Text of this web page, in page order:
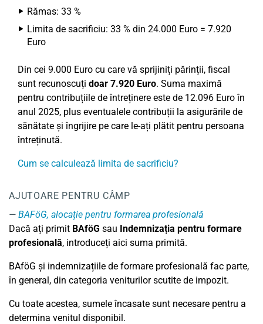
Rămas: 33 %
Limita de sacrificiu: 33 % din 24.000 Euro = 7.920
Euro
Din cei 9.000 Euro cu care vă sprijiniți părinții, fiscal
sunt recunoscuți doar 7.920 Euro. Suma maximă
pentru contribuțiile de întreținere este de 12.096 Euro în
anul 2025, plus eventualele contribuții la asigurările de
sănătate și îngrijire pe care le-ați plătit pentru persoana
întreținută.
Cum se calculează limita de sacrificiu?
AJUTOARE PENTRU CÂMP
BAFöG, alocație pentru formarea profesională
Dacă ați primit BAföG sau Indemnizația pentru formare
profesională, introduceți aici suma primită.
BAföG și indemnizațiile de formare profesională fac parte,
în general, din categoria veniturilor scutite de impozit.
Cu toate acestea, sumele încasate sunt necesare pentru a
determina venitul disponibil.